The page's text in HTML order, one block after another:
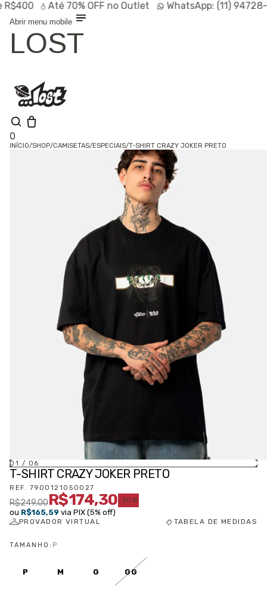
Até70% OFFno Outlet WhatsApp:(11) 94728-
Abrir menu mobile
LOST
0
INÍCIO/SHOP/CAMISETAS/ESPECIAIS/T-SHIRT CRAZY JOKER PRETO
01 / 06
T-SHIRT CRAZY JOKER PRETO
REF. 7900121050027
R$249,00R$174,30-30 %
ou R$165,59 via PIX (5% off)
PROVADOR VIRTUAL TABELA DE MEDIDAS
TAMANHO: P
P M G GG